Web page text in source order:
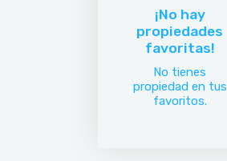
¡No hay
propiedades
favoritas!
No tienes
propiedad en tus
favoritos.